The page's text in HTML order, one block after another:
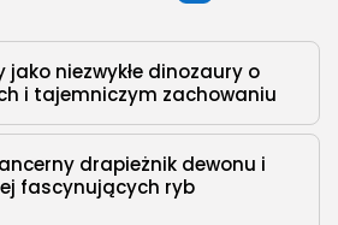
niezwykłe dinozaury o
i tajemniczym zachowaniu
drapieżnik dewonu i
fascynujących ryb